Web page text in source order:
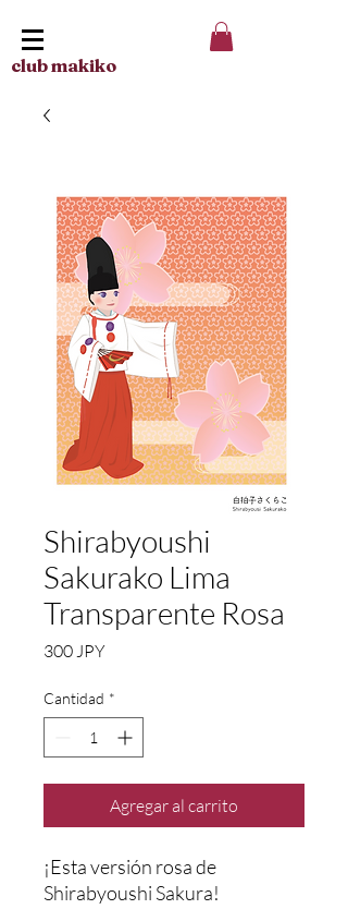
club makiko
Shirabyoushi
Sakurako Lima
Transparente Rosa
300 JPYPrecio
Cantidad *
Agregar al carrito
¡Esta versión rosa de
Shirabyoushi Sakura!